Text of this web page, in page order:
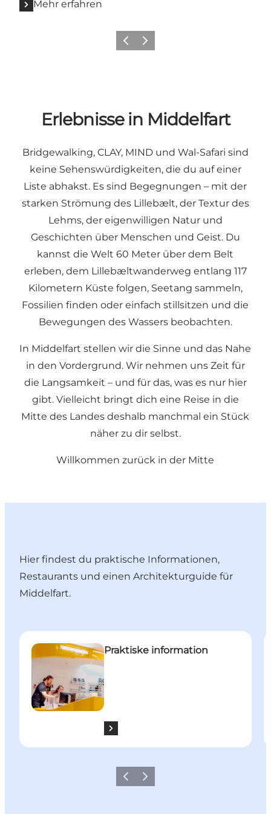
Mehr erfahren
ZurückWeiter
Erlebnisse in Middelfart
Bridgewalking, CLAY, MINDund Wal-Safari sind
keine Sehenswürdigkeiten, die du auf einer
Liste abhakst. Es sind Begegnungen – mit der
starken Strömung des Lillebælt, der Textur des
Lehms, der eigenwilligen Natur und
Geschichten über Menschen und Geist. Du
kannst die Welt 60 Meter über dem Belt
erleben, dem Lillebæltwanderweg entlang 117
Kilometern Küste folgen, Seetang sammeln,
Fossilien finden oder einfach stillsitzen und die
Bewegungen des Wassers beobachten.
In Middelfart stellen wir die Sinne und das Nahe
in den Vordergrund. Wir nehmen uns Zeit für
die Langsamkeit – und für das, was es nur hier
gibt. Vielleicht bringt dich eine Reise in die
Mitte des Landes deshalb manchmal ein Stück
näher zu dir selbst.
Willkommen zurück in der Mitte
Hier findest du praktische Informationen,
Restaurants und einen Architekturguide für
Middelfart.
Praktiske information
Praktiske information
ZurückWeiter